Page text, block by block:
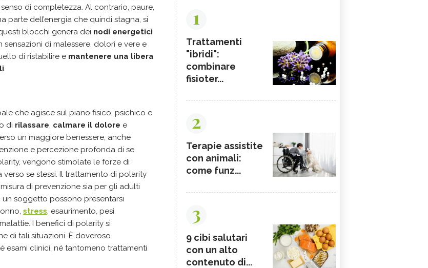
di completezza. Al contrario, paure,
parte dell’energia che quindi stagna, si
blocchi genera dei nodi energetici
di malessere, dolori e vere e
di ristabilire e mantenere una libera
.
che agisce sul piano fisico, psichico e
di rilassare, calmare il dolore e
un maggiore benessere, anche
e percezione profonda di se
vengono stimolate le forze di
se stessi. Il trattamento di polarity
di prevenzione sia per gli adulti
un soggetto possono presentarsi
stress, esaurimento, pesi
I benefici di polarity si
di tali situazioni. È doveroso
esami clinici, né tantomeno trattamenti
1
Trattamenti
"ibridi":
combinare
fisioter...
2
Terapie assistite
con animali:
come funz...
3
9 cibi salutari
con un alto
contenuto di...